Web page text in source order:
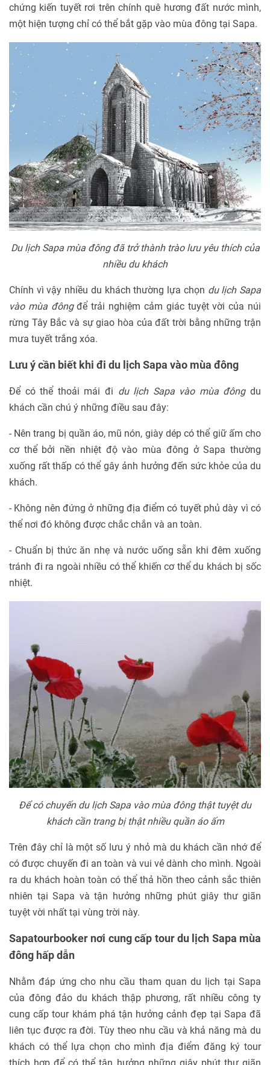
chứng kiến tuyết rơi trên chính quê hương đất nước mình,
một hiện tượng chỉ có thể bắt gặp vào mùa đông tại Sapa.
Du lịch Sapa mùa đông đã trở thành trào lưu yêu thích của
nhiều du khách
Chính vì vậy nhiều du khách thường lựa chọn du lịch Sapa
vào mùa đôngđể trải nghiệm cảm giác tuyệt vời của núi
rừng Tây Bắc và sự giao hòa của đất trời bằng những trận
mưa tuyết trắng xóa.
Lưu ý cần biết khi đi du lịch Sapa vào mùa đông
Để có thể thoải mái đi du lịch Sapa vào mùa đôngdu
khách cần chú ý những điều sau đây:
- Nên trang bị quần áo, mũ nón, giày dép có thể giữ ấm cho
cơ thể bởi nền nhiệt độ vào mùa đông ở Sapa thường
xuống rất thấp có thể gây ảnh hưởng đến sức khỏe của du
khách.
- Không nên đứng ở những địa điểm có tuyết phủ dày vì có
thể nơi đó không được chắc chắn và an toàn.
- Chuẩn bị thức ăn nhẹ và nước uống sẵn khi đêm xuống
tránh đi ra ngoài nhiều có thể khiến cơ thể du khách bị sốc
nhiệt.
Để có chuyến du lịch Sapa vào mùa đông thật tuyệt du
khách cần trang bị thật nhiều quần áo ấm
Trên đây chỉ là một số lưu ý nhỏ mà du khách cần nhớ để
có được chuyến đi an toàn và vui vẻ dành cho mình. Ngoài
ra du khách hoàn toàn có thể thả hồn theo cảnh sắc thiên
nhiên tại Sapa và tận hưởng những phút giây thư giãn
tuyệt vời nhất tại vùng trời này.
Sapatourbooker nơi cung cấp tour du lịch Sapa mùa
đông hấp dẫn
Nhằm đáp ứng cho nhu cầu tham quan du lịch tại Sapa
của đông đảo du khách thập phương, rất nhiều công ty
cung cấp tour khám phá tận hưởng cảnh đẹp tại Sapa đã
liên tục được ra đời. Tùy theo nhu cầu và khả năng mà du
khách có thể lựa chọn cho mình địa điểm đăng ký tour